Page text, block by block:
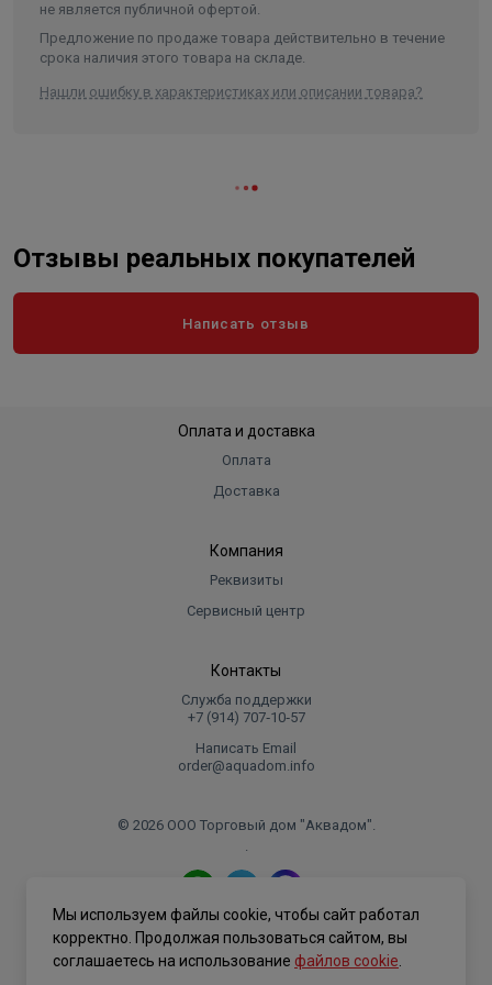
не является публичной офертой.
Предложение по продаже товара действительно в течение
срока наличия этого товара на складе.
Нашли ошибку в характеристиках или описании товара?
Отзывы реальных покупателей
Написать отзыв
Оплата и доставка
Оплата
Доставка
Компания
Реквизиты
Сервисный центр
Контакты
Служба поддержки
+7 (914) 707‑10‑57
Написать Email
order@aquadom.info
© 2026 ООО Торговый дом "Аквадом".
.
Политика конфиденциальности
Мы используем файлы cookie, чтобы сайт работал
корректно. Продолжая пользоваться сайтом, вы
соглашаетесь на использование файлов cookie